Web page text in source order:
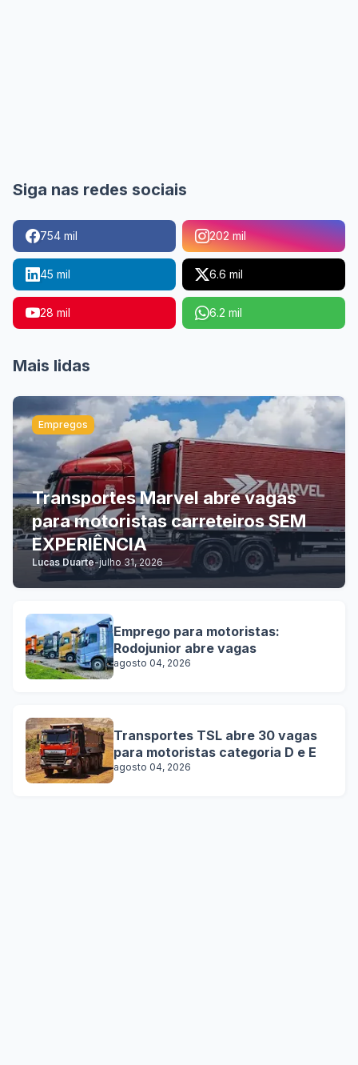
Siga nas redes sociais
754 mil 202 mil
45 mil 6.6 mil
28 mil 6.2 mil
Mais lidas
Empregos
Transportes Marvel abre vagas
para motoristas carreteiros SEM
EXPERIÊNCIA
Lucas Duarte-julho 31, 2026
Emprego para motoristas:
Rodojunior abre vagas
agosto 04, 2026
Transportes TSL abre 30 vagas
para motoristas categoria D e E
agosto 04, 2026